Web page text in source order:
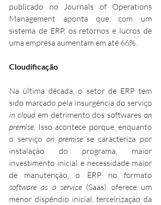
publicado no Journals of Operations
Management aponta que, com um
sistema de ERP, os retornos e lucros de
uma empresa aumentam em até 66%.
Cloudificação
Na última década, o setor de ERP tem
sido marcado pela insurgência do serviço
in cloud em detrimento dos softwares on
premise . Isso acontece porque, enquanto
o serviço on premise se caracteriza por
instalação do programa, maior
investimento inicial e necessidade maior
software as a service (Saas) oferece um
menor dispêndio inicial, terceirização da